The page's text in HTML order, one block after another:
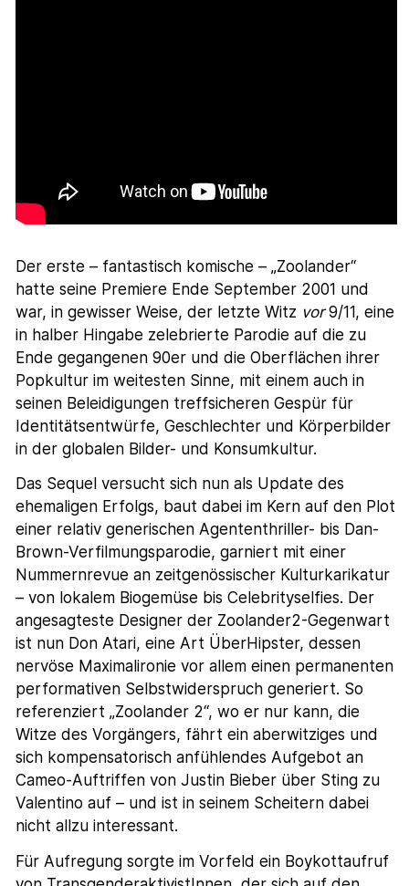
Der erste – fantastisch komische – „Zoolander“
hatte seine Premiere Ende September 2001 und
war, in gewisser Weise, der letzte Witz vor9/11, eine
in halber Hingabe zelebrierte Parodie auf die zu
Ende gegangenen 90er und die Oberflächen ihrer
Popkultur im weitesten Sinne, mit einem auch in
seinen Beleidigungen treffsicheren Gespür für
Identitätsentwürfe, Geschlechter und Körperbilder
in der globalen Bilder- und Konsumkultur.
Das Sequel versucht sich nun als Update des
ehemaligen Erfolgs, baut dabei im Kern auf den Plot
einer relativ generischen Agententhriller- bis Dan-
Brown-Verfilmungsparodie, garniert mit einer
Nummernrevue an zeitgenössischer Kulturkarikatur
– von lokalem Biogemüse bis Celebrityselfies. Der
angesagteste Designer der Zoolander2-Gegenwart
ist nun Don Atari, eine Art ÜberHipster, dessen
nervöse Maximalironie vor allem einen permanenten
performativen Selbstwiderspruch generiert. So
referenziert „Zoolander 2“, wo er nur kann, die
Witze des Vorgängers, fährt ein aberwitziges und
sich kompensatorisch anfühlendes Aufgebot an
Cameo-Auftriffen von Justin Bieber über Sting zu
Valentino auf – und ist in seinem Scheitern dabei
nicht allzu interessant.
Für Aufregung sorgte im Vorfeld ein Boykottaufruf